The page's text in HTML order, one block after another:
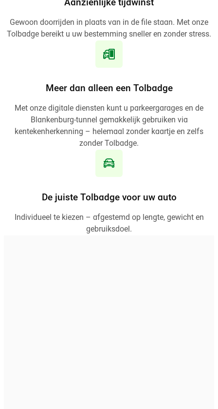
Aanzienlijke tijdwinst
Gewoon doorrijden in plaats van in de file staan. Met onze
Tolbadge bereikt u uw bestemming sneller en zonder stress.
Meer dan alleen een Tolbadge
Met onze digitale diensten kunt u parkeergarages en de
Blankenburg-tunnel gemakkelijk gebruiken via
kentekenherkenning – helemaal zonder kaartje en zelfs
zonder Tolbadge.
De juiste Tolbadge voor uw auto
Individueel te kiezen – afgestemd op lengte, gewicht en
gebruiksdoel.